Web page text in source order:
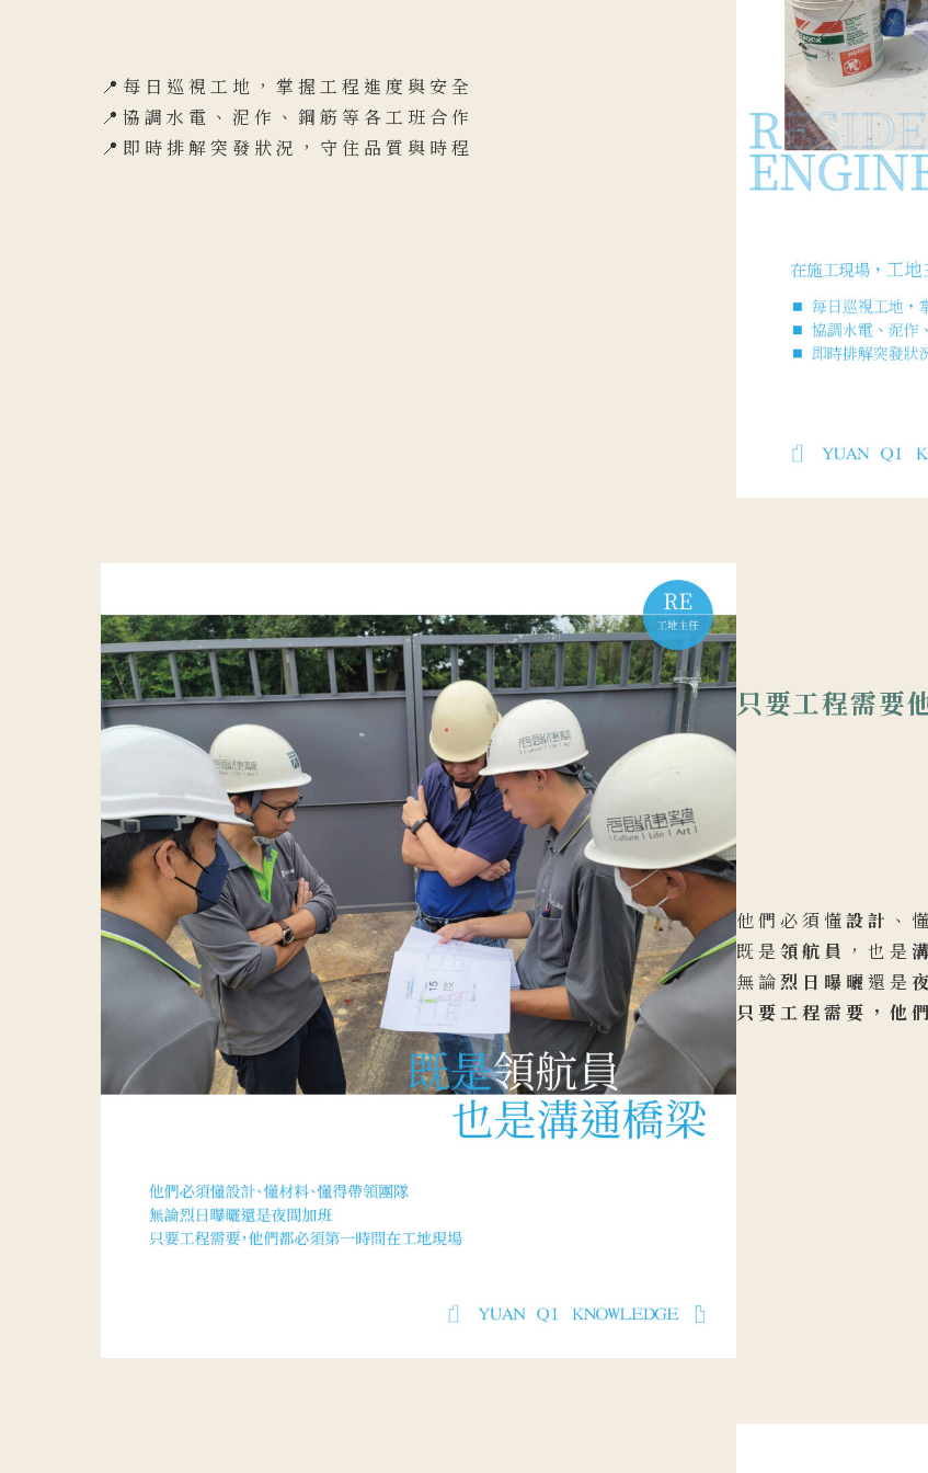
📍每日巡視工地，掌握工程進度與安全
📍協調水電、泥作、鋼筋等各工班合作
📍即時排解突發狀況，守住品質與時程
只要工程需要
他們必須懂設計 、懂
既是 領航員 ，也是
無論烈日曝曬還是
只要工程需要，他